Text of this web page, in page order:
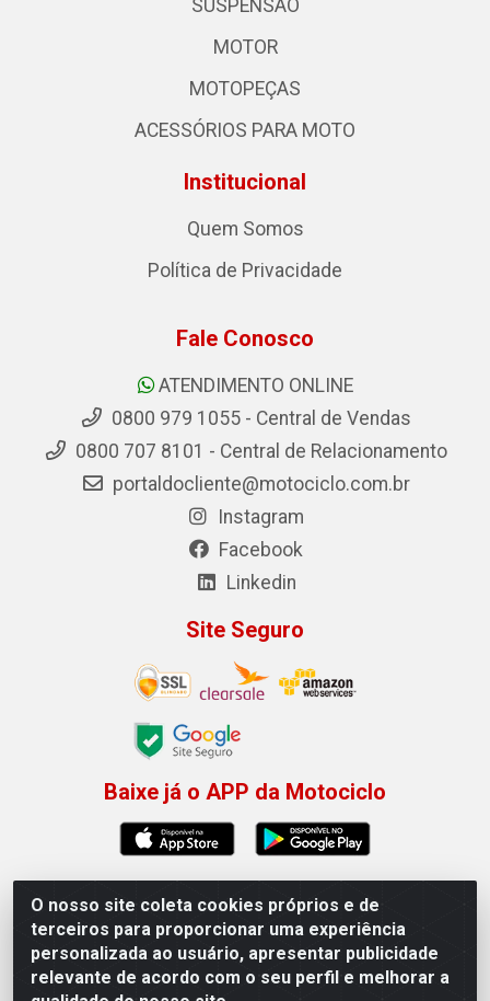
Permitir que a Motociclo envie notificações com
O nosso site coleta cookies próprios e de
terceiros para proporcionar uma experiência
personalizada ao usuário, apresentar publicidade
relevante de acordo com o seu perfil e melhorar a
SUSPENSÃO
MOTOR
MOTOPEÇAS
ACESSÓRIOS PARA MOTO
Institucional
Quem Somos
Política de Privacidade
Fale Conosco
ATENDIMENTO ONLINE
0800 979 1055 - Central de Vendas
0800 707 8101 - Central de Relacionamento
portaldocliente@motociclo.com.br
Instagram
Facebook
Linkedin
Site Seguro
Baixe já o APP da Motociclo
Motociclo - Rua Francisco Sousa dos Santos, 731 - Jardim
Limoeiro, Serra/ES - CEP 29.164-153 - CNPJ
01.407.607/0001-53